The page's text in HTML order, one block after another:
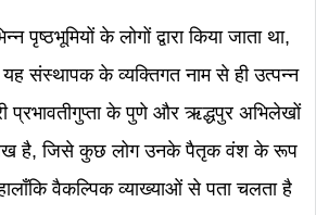
पृष्ठभूमियों के लोगों द्वारा किया जाता था,
संस्थापक के व्यक्तिगत नाम से ही उत्पन्न
प्रभावतीगुप्ता के पुणे और ऋद्धपुर अभिलेखों
है, जिसे कुछ लोग उनके पैतृक वंश के रूप
वैकल्पिक व्याख्याओं से पता चलता है